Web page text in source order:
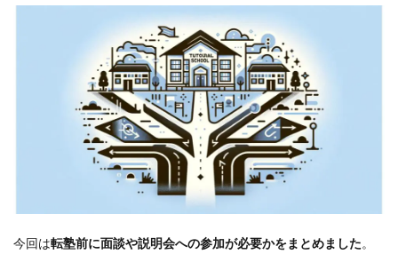
今回は転塾前に面談や説明会への参加が必要かをまとめました。